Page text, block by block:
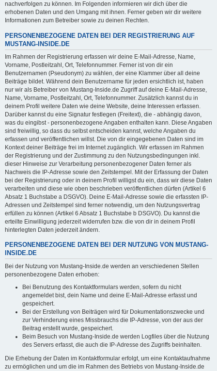
nachverfolgen zu können. Im Folgenden informieren wir dich über die
erhobenen Daten und den Umgang mit ihnen. Ferner geben wir dir weitere
Informationen zum Betreiber sowie zu deinen Rechten.
PERSONENBEZOGENE DATEN BEI DER REGISTRIERUNG AUF
MUSTANG-INSIDE.DE
Im Rahmen der Registrierung erfassen wir deine E-Mail-Adresse, Name,
Vorname, Postleitzahl, Ort, Telefonnummer. Ferner ist von dir ein
Benutzernamen (Pseudonym) zu wählen, der eine Klammer über all deine
Beiträge bildet. Während dein Benutzername für jeden ersichtlich ist, haben
nur wir als Betreiber von Mustang-Inside.de Zugriff auf deine E-Mail-Adresse,
Name, Vorname, Postleitzahl, Ort, Telefonnummer. Zusätzlich kannst du in
deinem Profil weitere Daten wie deine Website, deine Interessen erfassen.
Darüber kannst du eine Signatur festlegen (Freitext), die - abhängig davon,
was du eingibst - personenbezogene Angaben enthalten kann. Diese Angaben
sind freiwillig, so dass du selbst entscheiden kannst, welche Angaben du
erfassen und veröffentlichen willst. Die von dir eingegebenen Daten sind im
Kontext deiner Beiträge frei im Internet zugänglich. Wir erfassen im Rahmen
der Registrierung und der Zustimmung zu den Nutzungsbedingungen inkl.
dieser Hinweise zur Verarbeitung personenbezogener Daten ferner als
Nachweis die IP-Adresse sowie den Zeitstempel. Mit der Erfassung der Daten
bei der Registrierung oder in deinem Profil willigst du ein, dass wir diese Daten
verarbeiten und diese wie oben beschrieben veröffentlichen dürfen (Artikel 6
Absatz 1 Buchstabe a DSGVO). Deine E-Mail-Adresse sowie die erfassten IP-
Adressen und Zeitstempel sind ferner notwendig, um den Nutzungsvertrag
erfüllen zu können (Artikel 6 Absatz 1 Buchstabe b DSGVO). Du kannst die
erteilte Einwilligung jederzeit widerrufen bzw. die von dir in deinem Profil
hinterlegten Daten jederzeit ändern.
PERSONENBEZOGENE DATEN BEI DER NUTZUNG VON MUSTANG-
INSIDE.DE
Bei der Nutzung von Mustang-Inside.de werden an verschiedenen Stellen
personenbezogene Daten erhoben:
Bei Benutzung des Kontaktformulars werden, sofern du nicht
angemeldet bist, dein Name und deine E-Mail-Adresse erfasst und
gespeichert.
Bei der Erstellung von Beiträgen wird für Dokumentationszwecke und
zur Verhinderung eines Missbrauchs die IP-Adresse, von der aus der
Beitrag erstellt wurde, gespeichert.
Beim Besuch von Mustang-Inside.de werden Logfiles über die Nutzung
des Servers erfasst, die auch die IP-Adresse des Zugriffs beinhalten.
Die Erhebung der Daten im Kontaktformular erfolgt, um eine Kontaktaufnahme
zu ermöglichen und um die im Rahmen des Betriebs von Mustang-Inside.de